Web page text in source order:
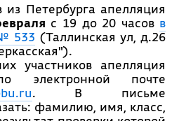
из Петербурга апелляция
с 19 до 20 часов в
533 (Таллинская ул, д.26
участников апелляция
электронной почте
. В письме
фамилию, имя, класс,